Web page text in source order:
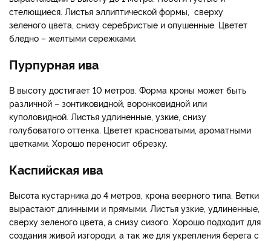
стелющиеся. Листья эллиптической формы, сверху
зеленого цвета, снизу серебристые и опушенные. Цветет
бледно – желтыми сережками.
Пурпурная ива
В высоту достигает 10 метров. Форма кроны может быть
различной – зонтиковидной, воронковидной или
куполовидной. Листья удлиненные, узкие, снизу
голубоватого оттенка. Цветет красноватыми, ароматными
цветками. Хорошо переносит обрезку.
Каспийская ива
Высота кустарника до 4 метров, крона веерного типа. Ветки
вырастают длинными и прямыми. Листья узкие, удлиненные,
сверху зеленого цвета, а снизу сизого. Хорошо подходит для
создания живой изгороди, а так же для укрепления берега с